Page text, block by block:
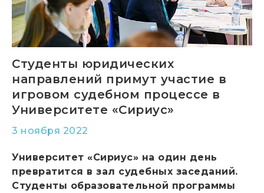
Студенты юридических
направлений примут участие в
игровом судебном процессе в
Университете «Сириус»
3 ноября 2022
Университет «Сириус» на один день
превратится в зал судебных заседаний.
Студенты образовательной программы